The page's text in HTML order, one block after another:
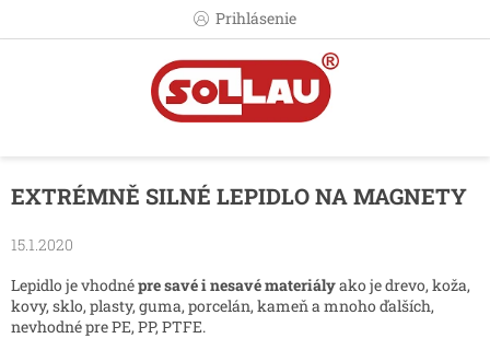
Prihlásenie
EXTRÉMNĚ SILNÉ LEPIDLO NA MAGNETY
15.1.2020
Lepidlo je vhodnépre savé i nesavé materiályako je drevo, koža,
kovy, sklo, plasty, guma, porcelán, kameň a mnoho ďalších,
nevhodné pre PE, PP, PTFE.